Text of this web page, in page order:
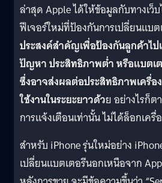
ล่าสุด Apple ได้ให้ข้อมูลกับทางเว็
ฟีเจอร์ใหม่ที่ป้องกันการเปลี่ยนแบ
ประสงค์สำคัญเพื่อป้องกันลูกค้าไ
ปัญหา ประสิทธิภาพต่ำ หรือแบตเ
ซึ่งอาจส่งผลต่อประสิทธิภาพเครื่
ใช้งานในระยะยาวด้วย อย่างไรก็ต
การแจ้งเตือนเท่านั้น ไม่ได้ล็อกเครื่
สำหรับ iPhone รุ่นใหม่อย่าง
เปลี่ยนแบตเตอรีนอกเหนือจาก